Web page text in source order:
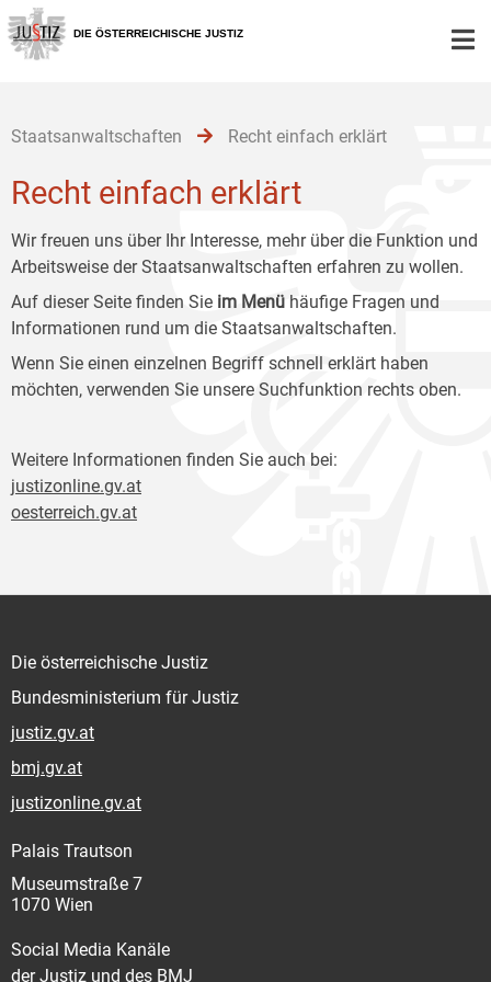
Zur
Hauptnavigation
[1]
Zum
Inhalt
[2]
Zum
Untermenü
[3]
DIE ÖSTERREICHISCHE JUSTIZ
Staatsanwaltschaften Recht einfach erklärt
Recht einfach erklärt
Wir freuen uns über Ihr Interesse, mehr über die Funktion und
Arbeitsweise der Staatsanwaltschaften erfahren zu wollen.
Auf dieser Seite finden Sie im Menü häufige Fragen und
Informationen rund um die Staatsanwaltschaften.
Wenn Sie einen einzelnen Begriff schnell erklärt haben
möchten, verwenden Sie unsere Suchfunktion rechts oben.
Weitere Informationen finden Sie auch bei:
justizonline.gv.at
oesterreich.gv.at
Die österreichische Justiz
Bundesministerium für Justiz
justiz.gv.at
bmj.gv.at
justizonline.gv.at
Palais Trautson
Museumstraße 7
1070 Wien
Social Media Kanäle
der Justiz und des BMJ